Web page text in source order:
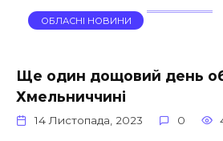
ОБЛАСНІ НОВИНИ
Ще один дощовий день
Хмельниччині
14 Листопада, 2023 0